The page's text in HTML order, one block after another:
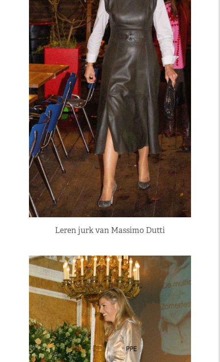
Leren jurk van Massimo Dutti